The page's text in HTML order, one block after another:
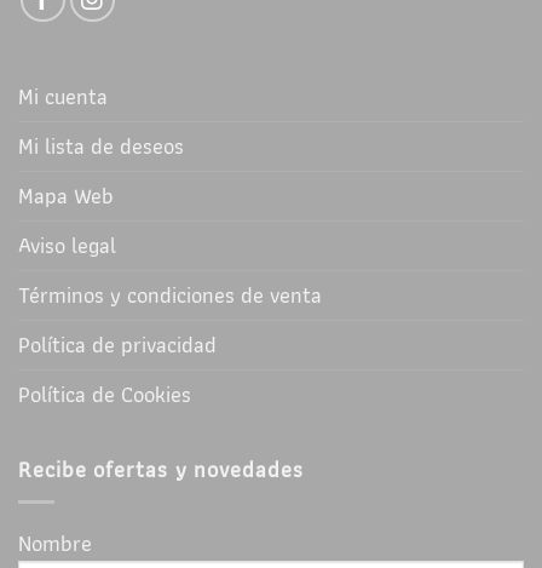
Mi cuenta
Mi lista de deseos
Mapa Web
Aviso legal
Términos y condiciones de venta
Política de privacidad
Política de Cookies
Recibe ofertas y novedades
Nombre